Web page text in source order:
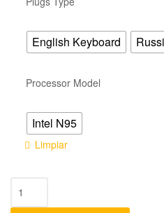
English Keyboard
Processor Model
Intel N95
Limpiar